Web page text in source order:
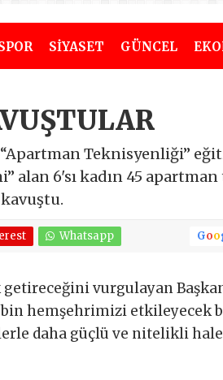
SİYASET GÜNCEL
Teknisyenliği”
alan 6'sı kadın 45
Whatsapp Goo
getireceğini vurgulayan
hemşehrimizi etkileyecek
daha güçlü ve nitelikli hale